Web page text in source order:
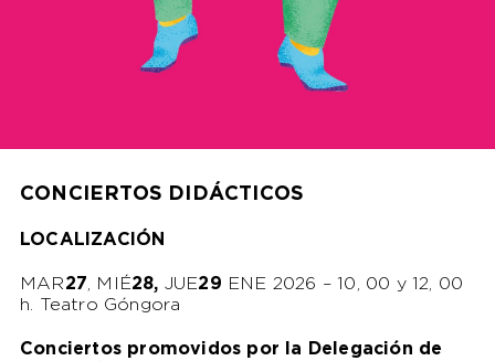
CONCIERTOS DIDÁCTICOS
LOCALIZACIÓN
MAR 27, MIÉ28, JUE29 ENE 2026 – 10, 00 y 12, 00
h. Teatro Góngora
Conciertos promovidos por la Delegación de